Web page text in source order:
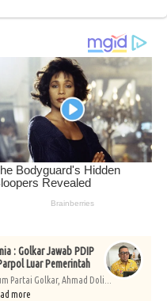
: Golkar Jawab PDIP
Luar Pemerintah
Partai Golkar, Ahmad Doli...
more